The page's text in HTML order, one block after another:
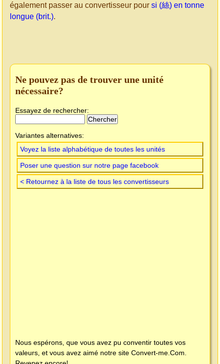
également passer au convertisseur pour si (絲) en tonne
longue (brit.).
Ne pouvez pas de trouver une unité
nécessaire?
Essayez de rechercher:
Variantes alternatives:
Voyez la liste alphabétique de toutes les unités
Poser une question sur notre page facebook
< Retournez à la liste de tous les convertisseurs
Nous espérons, que vous avez pu conventir toutes vos
valeurs, et vous avez aimé notre site Convert-me.Com